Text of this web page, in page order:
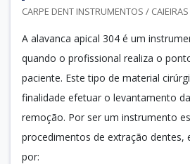
CARPE DENT INSTRUMENTOS /
A alavanca apical 304 é um
quando o profissional realiza o
paciente. Este tipo de material
finalidade efetuar o levantamento
remoção. Por ser um instrumento
procedimentos de extração dentes,
por: